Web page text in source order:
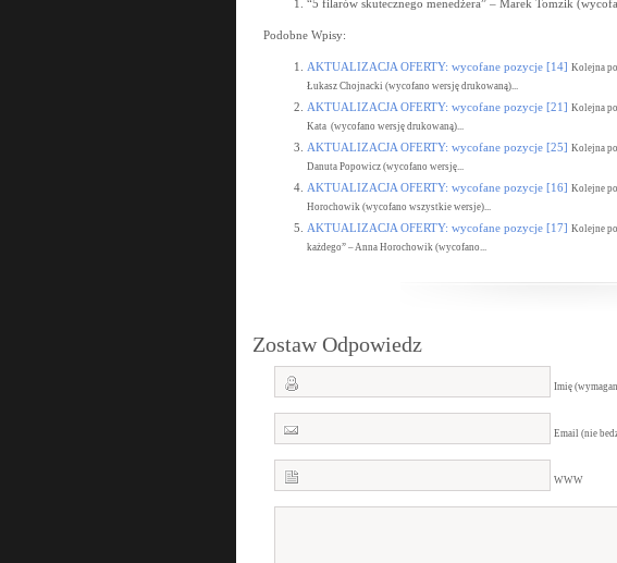
“5 filarów skutecznego menedżera” – Marek Tomzik
Podobne Wpisy:
AKTUALIZACJA OFERTY: wycofane pozycje [14] Kolejna
Łukasz Chojnacki (wycofano wersję drukowaną)...
AKTUALIZACJA OFERTY: wycofane pozycje [21] Kolejna
Kata (wycofano wersję drukowaną)...
AKTUALIZACJA OFERTY: wycofane pozycje [25] Kolejna
Danuta Popowicz (wycofano wersję...
AKTUALIZACJA OFERTY: wycofane pozycje [16] Kolejne
Horochowik (wycofano wszystkie wersje)...
AKTUALIZACJA OFERTY: wycofane pozycje [17] Kolejne
każdego” – Anna Horochowik (wycofano...
Zostaw Odpowiedz
Imię
Email (nie
WWW